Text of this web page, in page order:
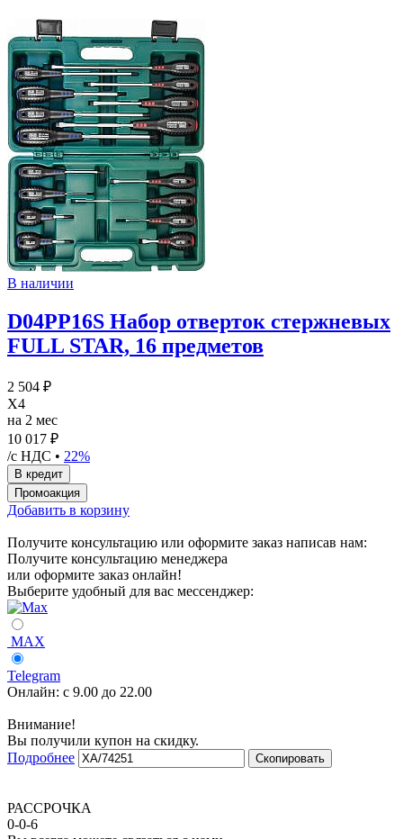
В наличии
D04PP16S Набор отверток стержневых
FULL STAR, 16 предметов
2 504 ₽
X4
на 2 мес
10 017 ₽
/с НДС • 22%
Добавить в корзину
Получите консультацию или оформите заказ написав нам:
Получите консультацию менеджера
или оформите заказ онлайн!
Выберите удобный для вас мессенджер:
MAX
Telegram
Онлайн: с 9.00 до 22.00
Внимание!
Вы получили купон на скидку.
Подробнее
Скопировать
РАССРОЧКА
0-0-6